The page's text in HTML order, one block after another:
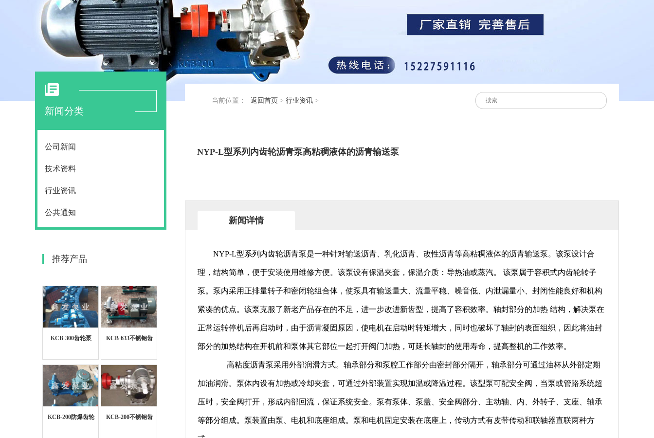
新闻分类
公司新闻
技术资料
行业资讯
公共通知
推荐产品
KCB-300齿轮泵
KCB-633不锈钢齿
KCB-200防爆齿轮
KCB-200不锈钢齿
当前位置： 返回首页 > 行业资讯 >
NYP-L型系列内齿轮沥青泵高粘稠液体的沥青输送泵
新闻详情
NYP-L型系列内齿轮沥青泵是一种针对输送沥青、乳化沥青、改性沥青等高粘稠液体的沥青输送泵。该泵设计合
理，结构简单，便于安装使用维修方便。该泵设有保温夹套，保温介质：导热油或蒸汽。 该泵属于容积式内齿轮转子
泵。泵内采用正排量转子和密闭轮组合体，使泵具有输送量大、流量平稳、噪音低、内泄漏量小、封闭性能良好和机构
紧凑的优点。该泵克服了新老产品存在的不足，进一步改进新齿型，提高了容积效率。轴封部分的加热 结构，解决泵在
正常运转停机后再启动时，由于沥青凝固原因，使电机在启动时转矩增大，同时也破坏了轴封的表面组织，因此将油封
部分的加热结构在开机前和泵体其它部位一起打开阀门加热，可延长轴封的使用寿命，提高整机的工作效率。
高粘度沥青泵采用外部润滑方式。轴承部分和泵腔工作部分由密封部分隔开，轴承部分可通过油杯从外部定期
加油润滑。泵体内设有加热或冷却夹套，可通过外部装置实现加温或降温过程。该型泵可配安全阀，当泵或管路系统超
压时，安全阀打开，形成内部回流，保证系统安全。泵有泵体、泵盖、安全阀部分、主动轴、内、外转子、支座、轴承
等部分组成。泵装置由泵、电机和底座组成。泵和电机固定安装在底座上，传动方式有皮带传动和联轴器直联两种方